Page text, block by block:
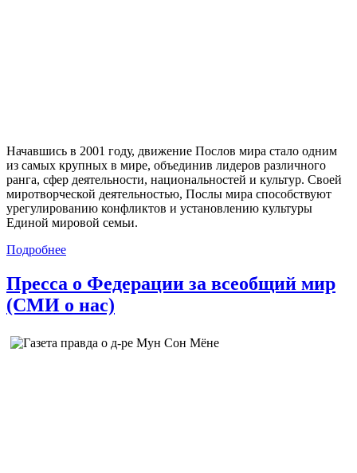
Начавшись в 2001 году, движение Послов мира стало одним
из самых крупных в мире, объединив лидеров различного
ранга, сфер деятельности, национальностей и культур. Своей
миротворческой деятельностью, Послы мира способствуют
урегулированию конфликтов и установлению культуры
Единой мировой семьи.
Подробнее
Пресса о Федерации за всеобщий мир
(СМИ о нас)